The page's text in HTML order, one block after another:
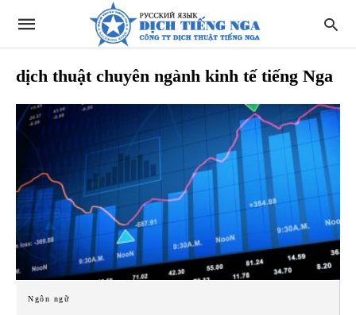
dịch thuật chuyên ngành kinh tế tiếng Nga
Ngôn ngữ